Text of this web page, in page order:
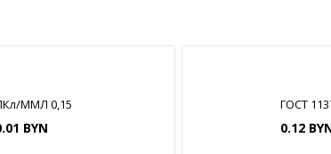
ММЛ 0,15
BYN
ГОСТ
0.12